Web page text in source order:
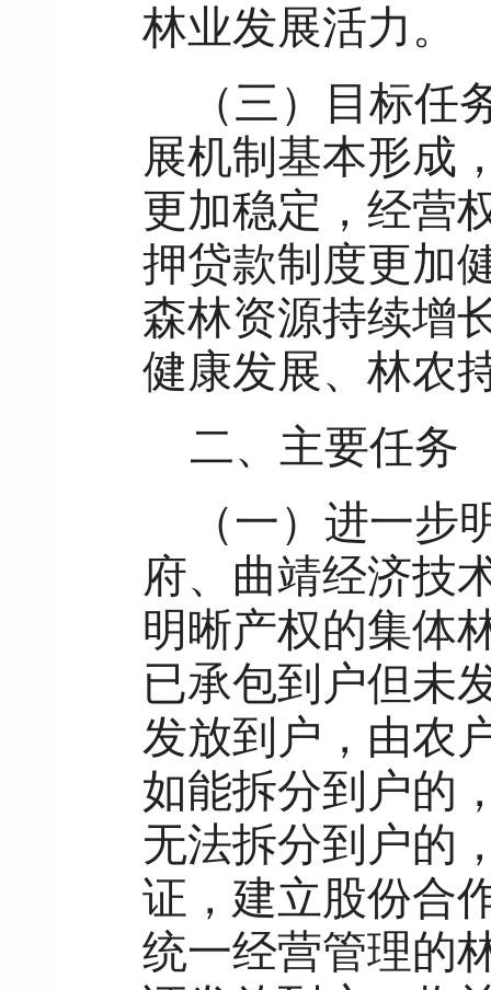
林业发展活力。
（三）目标任
展机制基本形成
更加稳定，经营
押贷款制度更加
森林资源持续增
健康发展、林农
二、主要任务
（一）进一
府、曲靖经济技
明晰产权的集体
已承包到户但未
发放到户，由农
如能拆分到户的
无法拆分到户的
证，建立股份合
统一经营管理的